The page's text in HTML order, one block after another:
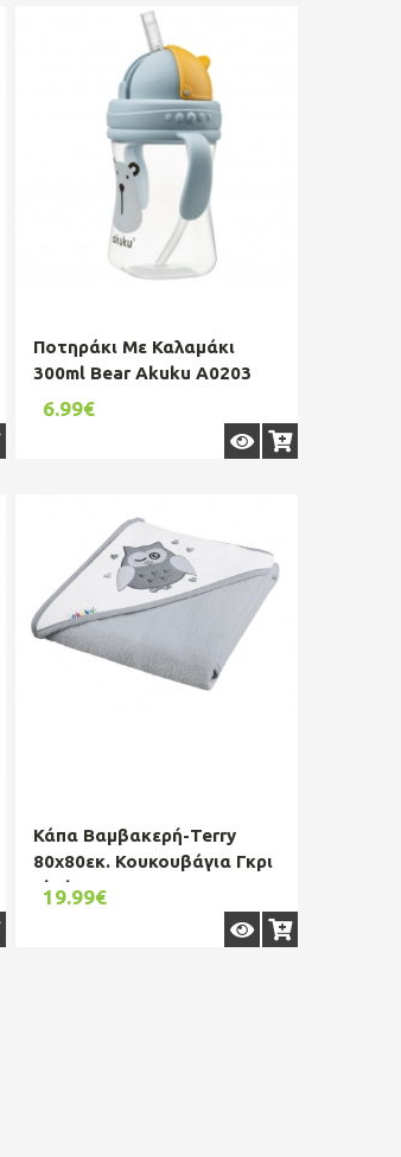
Ποτηράκι Με Καλαμάκι
300ml Bear Akuku A0203
6.99€
Κάπα Βαμβακερή-Terry
80x80εκ. Κουκουβάγια Γκρι
akuku A1238
19.99€